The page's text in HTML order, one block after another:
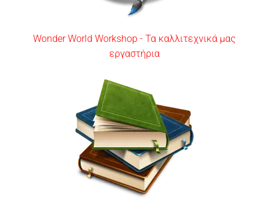
Wonder World Workshop - Τα καλλιτεχνικά μας
εργαστήρια